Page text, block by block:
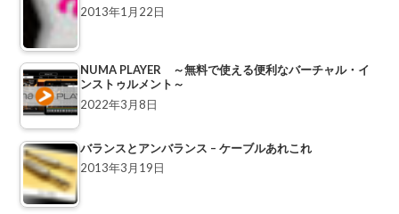
2013年1月22日
NUMA PLAYER ～無料で使える便利なバーチャル・イ
ンストゥルメント～
2022年3月8日
バランスとアンバランス – ケーブルあれこれ
2013年3月19日